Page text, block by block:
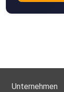
Unternehmen